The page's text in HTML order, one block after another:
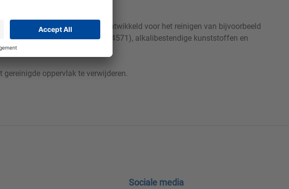
vervuiling. Sibin MT is ontwikkeld voor het reinigen van bijvoorbeeld
staal (1.4301, 1.4401 en 1.4571), alkalibestendige kunststoffen en
oppervlak te verwijderen.
Sociale media